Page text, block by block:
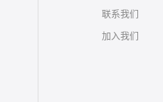
联系我们
加入我们